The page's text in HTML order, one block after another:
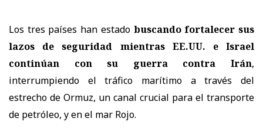
Los tres países han estado buscando fortalecer sus
lazos de seguridad mientras EE.UU. e Israel
continúan con su guerra contra Irán,
interrumpiendo el tráfico marítimo a través del
estrecho de Ormuz, un canal crucial para el transporte
de petróleo, y en el mar Rojo.